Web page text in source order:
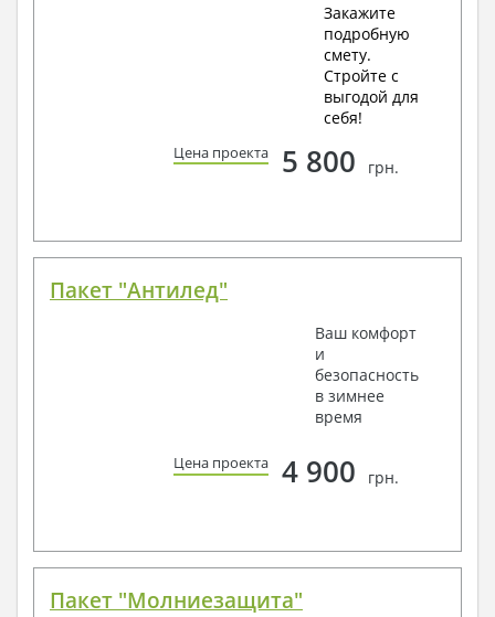
Закажите
подробную
смету.
Стройте с
выгодой для
себя!
Цена проекта 5 800 грн.
Пакет "Антилед"
Ваш комфорт
и
безопасность
в зимнее
время
Цена проекта 4 900 грн.
Пакет "Молниезащита"